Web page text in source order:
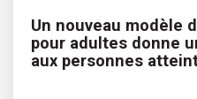
Un nouveau modèle
pour adultes donne
aux personnes